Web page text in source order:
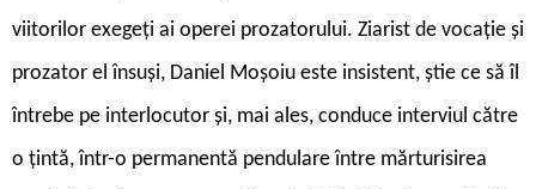
viitorilor exegeți ai operei prozatorului. Ziarist de vocație și
prozator el însuși, Daniel Moșoiu este insistent, știe ce să îl
întrebe pe interlocutor și, mai ales, conduce interviul către
o țintă, într-o permanentă pendulare între mărturisirea